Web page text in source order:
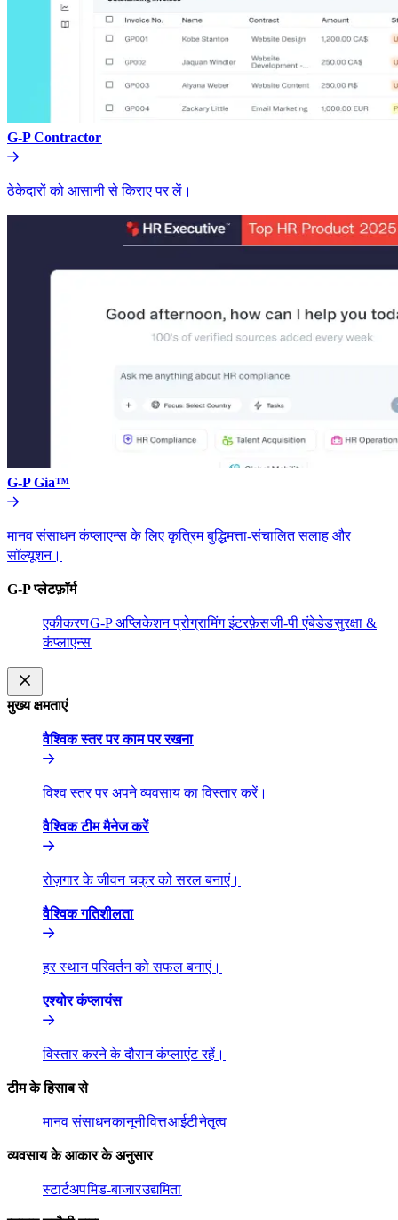
G-P Contractor​​
ठेकेदारों को आसानी से किराए पर लें।​​
G-P Gia™​​
मानव संसाधन कंप्लाएन्स के लिए कृत्रिम बुद्धिमत्ता-संचालित सलाह और
सॉल्यूशन।​​
G-P प्लेटफ़ॉर्म​​
एकीकरण​​G-P अप्लिकेशन प्रोग्रामिंग इंटरफ़ेस​​जी-पी एंबेडेड​​सुरक्षा &
कंप्लाएन्स​​
मुख्य क्षमताएं​​
वैश्विक स्तर पर काम पर रखना​​
विश्व स्तर पर अपने व्यवसाय का विस्तार करें।​​
वैश्विक टीम मैनेज करें​​
रोज़गार के जीवन चक्र को सरल बनाएं।​​
वैश्विक गतिशीलता​​
हर स्थान परिवर्तन को सफल बनाएं।​​
एश्योर कंप्लायंस​​
विस्तार करने के दौरान कंप्लाएंट रहें।​​
टीम के हिसाब से​​
मानव संसाधन​​कानूनी​​वित्त​​आईटी​​नेतृत्व​​
व्यवसाय के आकार के अनुसार​​
स्टार्टअप​​मिड-बाजार​​उद्यमिता​​